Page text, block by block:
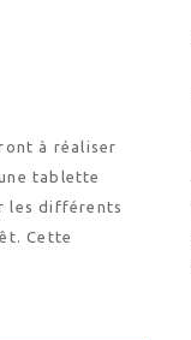
à réaliser
tablette
les différents
Cette